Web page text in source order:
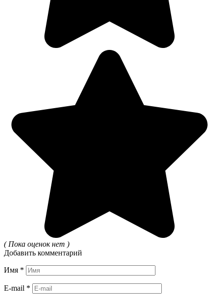
( Пока оценок нет )
Добавить комментарий
Имя *
E-mail *